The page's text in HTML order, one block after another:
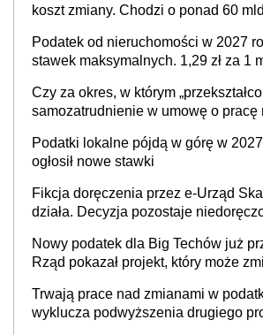
koszt zmiany. Chodzi o ponad 60
Podatek od nieruchomości w 2027
stawek maksymalnych. 1,29 zł za 1
prowadzeniem działalności
Czy za okres, w którym
samozatrudnienie w umowę o pracę
cywilnoprawnej jedynym
Podatki lokalne pójdą w górę w
ogłosił nowe stawki
Fikcja doręczenia przez e-Urząd
działa. Decyzja pozostaje
Nowy podatek dla Big Techów już
Rząd pokazał projekt, który może
Trwają prace nad zmianami w
wyklucza podwyższenia drugiego